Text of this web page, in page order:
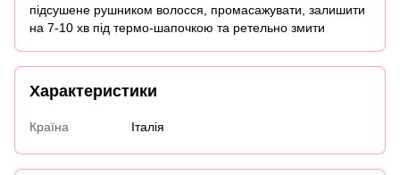
підсушене рушником волосся, промасажувати, залишити
на 7-10 хв під термо-шапочкою та ретельно змити
Характеристики
Країна Італія